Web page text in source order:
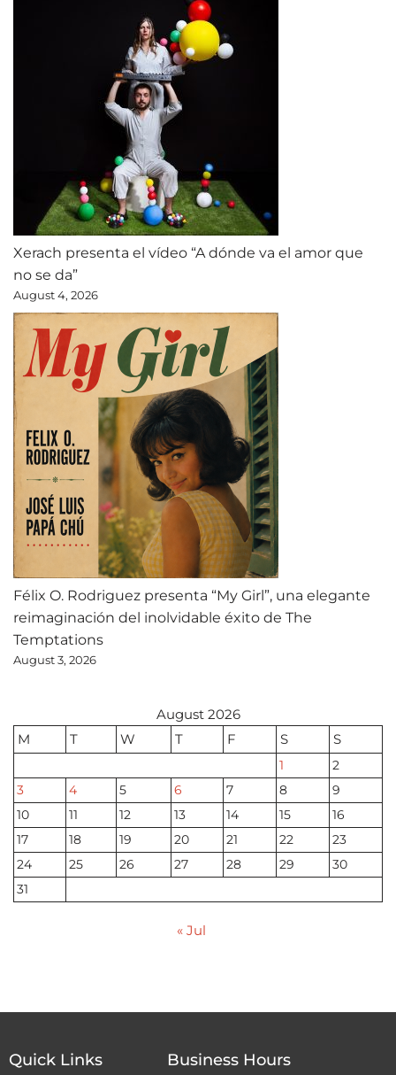
Xerach presenta el vídeo “A dónde va el amor que
no se da”
August 4, 2026
Félix O. Rodriguez presenta “My Girl”, una elegante
reimaginación del inolvidable éxito de The
Temptations
August 3, 2026
August 2026
M
T W T F S S
1
2
3
4 5 6 7 8
9
10
11 12 13 14 15
16
17
18 19 20 21 22
23
24
25 26 27 28 29
30
31
« Jul
Quick Links Business Hours